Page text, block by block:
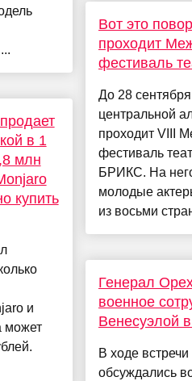
в 1
млн
купить
и
может
Вот это
проходит
фестиваль
До 28
центральной
проходит VIII
фестиваль
БРИКС. На
молодые
из восьми
Генерал
военное
Венесуэлой
В ходе
обсуждались